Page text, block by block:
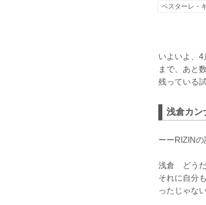
ベスターレ・
いよいよ、4
まで、あと
残っている
浅倉カン
ーーRIZINの
浅倉 どうだ
それに自分
ったじゃな